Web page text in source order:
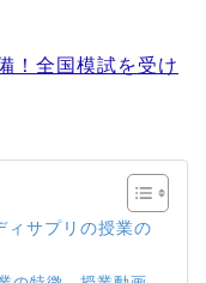
！全国模試を受け
ィサプリの授業の